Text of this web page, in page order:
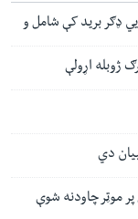
ډګر برید کې شامل و
ژوبله اړولې
دي
پر موټر چاودنه شوې